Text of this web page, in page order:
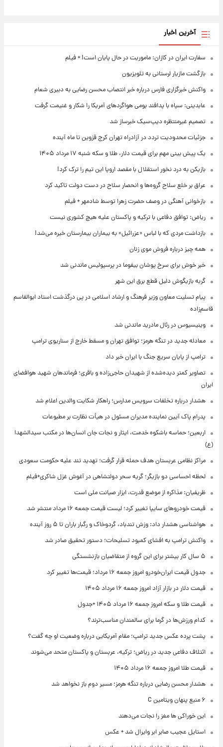
آخرین اخبار
سفارت ایران در کازان: ماموریت در حال پایان است! + فیلم
بازگشت مازیار لرستانی به تلویزیون
واکنش خبرگزاری فارس درباره خبر انتصاب محسن رضایی به دبیری شعام
عابدینی: سپاه با پدافند بومی هواگردهای آمریکا را شکار و غنیمت گرفت
تصمیم غیرمنتظره دیپ‌سیک خبرساز شد
جزئیات محدودیت تردد در آزادراه تهران کرج قزوین تا ماه آینده
یک پیش ‌بینی مهم برای قیمت دلار، طلا و سکه شنبه ۱۷ مرداد ۱۴۰۵
بازیکن به درد نخور استقلال با مقصد اروپا این تیم را ترک کرد!
عراق بر خلع سلاح گروه‌ها و انحصار سلاح در دست دولت تاکید کرد
بازخوانی آهنگی در وصف حضرت زهرا توسط شادمهر + فیلم
ریاض: توافق دفاعی با ترکیه و پاکستان علیه هیچ کشوری نیست
بازداشت مردی که با لباس «عزرائیل» به بیماران بیمارستان خیره می‌شد!
همه چیز درباره فروش موی زنان
خبر خوش برای سرخ پوشان بیفوما در پرسپولیس ماندنی شد
گربه بازیگوش دلیل قطع برق این شهر
پیام تسلیت معاون وزیر فرهنگ و ارشاد اسلامی در پی درگذشت استاد ابوالقاسم
قاسم‌زاده
وینیسیوس در رئال مادرید ماندنی شد
معادله جدید در تنگه هرمز؛ توافق تهران و مسقط خارج از سناریوی ترامپ
ترامپ از پایان سریع جنگ با ایران خبر داد
تصاویر کمتر دیده‌شده از شهیدان حاجی‌زاده و باقری؛ فرماندهان شهید هوافضای
ایران
هشدار درباره تخلفات سرویس مدارس؛ راهکار شکایت والدین اعلام شد
پدرام پاک آیین نماینده مدیران مسئول در هیأت نظارت بر مطبوعات
اربعین؛ حماسه باشکوه خدمت، ایثار و نجات جان انسان‌ها در مکتب سیدالشهدا
(ع)
مراکز نظامی عربستان هدف حمله قرار گرفت؛ تهدید تند علیه حکومت سعودی
لحظه احساسی دو بازیگر؛ گریه سحر دولتشاهی در آغوش غزل شاکری+فیلم
ظریفیان: مذاکره از موضع قدرت، ابزار صیانت ملی است
قیمت خودروهای سایپا تغییر کرد؛ لیست قیمت جمعه ۱۶ مرداد منتشر شد
هواشناسی هشدار داد: وزش تندباد، گردوخاک و رگبار باران تا ۵ روز آینده
واکنش ترامپ به افشای کمبود تسلیحات؛ دستور تحقیق صادر شد
۵ سال کار بیشتر برای این گروه از متقاضیان بازنشستگی
جدول قیمت ایران‌خودرو امروز جمعه ۱۶ مرداد؛ قیمت‌ها تغییر کرد
قیمت دلار در بازار آزاد امروز جمعه ۱۶ مرداد ۱۴۰۵
قیمت طلا و سکه امروز جمعه ۱۶ مرداد ۱۴۰۵ +جدول
کدام ورزش‌ها در گرما برای سالمندان مناسب‌ترند؟
پشت پرده عکس جدید ترامپ؛ مقام آمریکایی درباره وضعیت او چه گفت؟
ائتلاف دفاعی جدید در ریاض؛ ترکیه، عربستان و پاکستان متحد می‌شوند
قیمت طلا امروز جمعه ۱۶ مرداد ۱۴۰۵
هشدار محسن رضایی درباره تنگه هرمز؛ مسیر دوم باز نخواهد شد
۶ منبع پنهان ویتامین C
این خوراکی ها مغز را نجات می‌دهند
استایل عجیب صابر ابر وایرال شد + عکس